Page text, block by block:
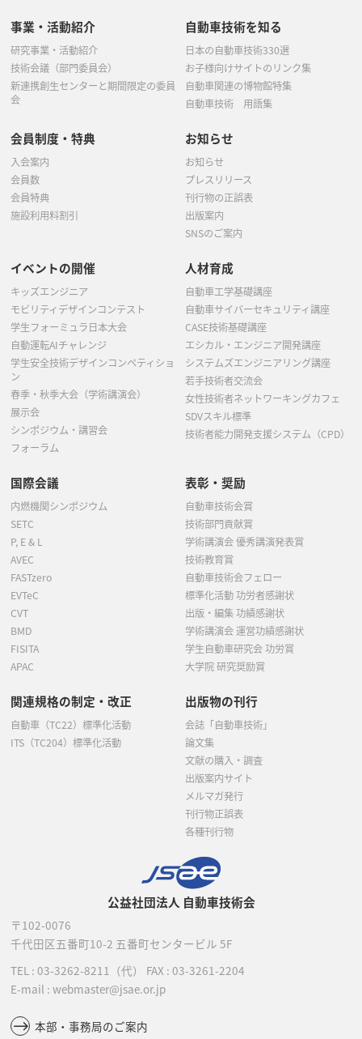
公益社団法人 自動車技術会
〒102-0076
千代田区五番町10-2 五番町センタービル 5F
TEL : 03-3262-8211 （代） FAX : 03-3261-2204
E-mail : webmaster@jsae.or.jp
本部・事務局のご案内
事業・活動紹介
研究事業・活動紹介
技術会議（部門委員会）
新連携創生センターと期間限定の委員
会
自動車技術を知る
日本の自動車技術330選
お子様向けサイトのリンク集
自動車関連の博物館特集
自動車技術 用語集
会員制度・特典
入会案内
会員数
会員特典
施設利用料割引
お知らせ
お知らせ
プレスリリース
刊行物の正誤表
出版案内
SNSのご案内
イベントの開催
キッズエンジニア
モビリティデザインコンテスト
学生フォーミュラ日本大会
自動運転AIチャレンジ
学生安全技術デザインコンペティショ
ン
春季・秋季大会（学術講演会）
展示会
シンポジウム・講習会
フォーラム
人材育成
自動車工学基礎講座
自動車サイバーセキュリティ講座
CASE技術基礎講座
エシカル・エンジニア開発講座
システムズエンジニアリング講座
若手技術者交流会
女性技術者ネットワーキングカフェ
SDVスキル標準
技術者能力開発支援システム（CPD）
国際会議
内燃機関シンポジウム
SETC
P, E & L
AVEC
FASTzero
EVTeC
CVT
BMD
FISITA
APAC
表彰・奨励
自動車技術会賞
技術部門貢献賞
学術講演会 優秀講演発表賞
技術教育賞
自動車技術会フェロー
標準化活動 功労者感謝状
出版・編集 功績感謝状
学術講演会 運営功績感謝状
学生自動車研究会 功労賞
大学院 研究奨励賞
関連規格の制定・改正
自動車（TC22）標準化活動
ITS（TC204）標準化活動
出版物の刊行
会誌「自動車技術」
論文集
文献の購入・調査
出版案内サイト
メルマガ発行
刊行物正誤表
各種刊行物